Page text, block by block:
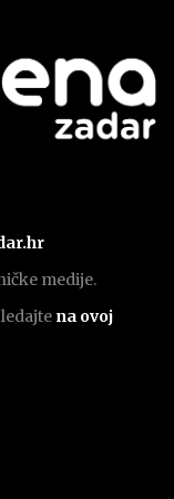
medije.
na ovoj